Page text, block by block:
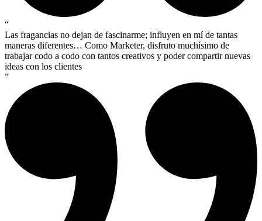
“
Las fragancias no dejan de fascinarme; influyen en mí de tantas
maneras diferentes… Como Marketer, disfruto muchísimo de
trabajar codo a codo con tantos creativos y poder compartir nuevas
ideas con los clientes
”